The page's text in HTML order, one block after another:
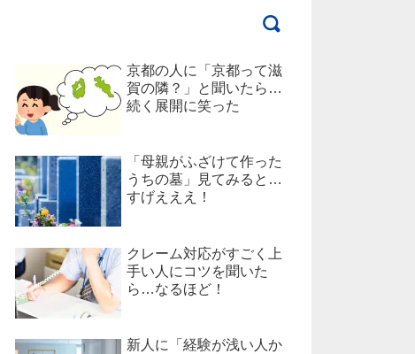
京都の人に「京都って滋
賀の隣？」と聞いたら…
続く展開に笑った
「母親がふざけて作った
うちの墓」見てみると…
すげえええ！
クレーム対応がすごく上
手い人にコツを聞いた
ら…なるほど！
新人に「経験が浅い人か